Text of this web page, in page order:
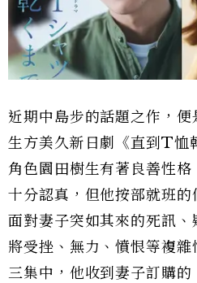
近期中島步的話題之作，
生方美久新日劇《直到T恤
角色園田樹生有著良善性
十分認真，但他按部就班的
面對妻子突如其來的死訊
將受挫、無力、憤恨等複
三集中，他收到妻子訂購